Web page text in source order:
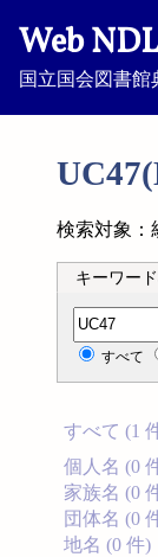
Web
国立国会図書館
検索対象：
キーワー
分類記号
すべて
すべて (1
個人名 (0
家族名 (0
団体名 (0
地名 (0 件)